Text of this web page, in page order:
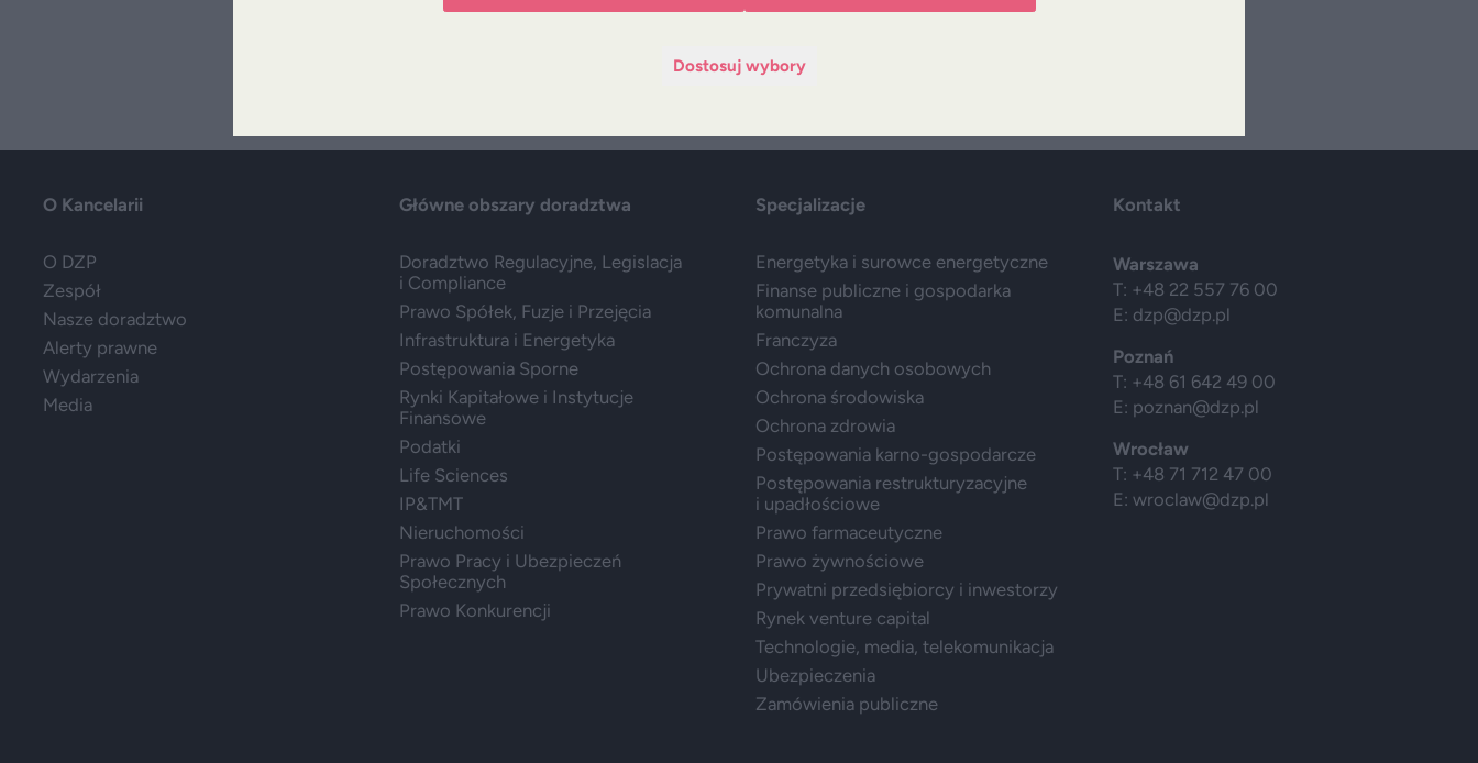
O Kancelarii
O DZP
Zespół
Nasze doradztwo
Alerty prawne
Wydarzenia
Media
Główne obszary doradztwa
Doradztwo Regulacyjne, Legislacja
i Compliance
Prawo Spółek, Fuzje i Przejęcia
Infrastruktura i Energetyka
Postępowania Sporne
Rynki Kapitałowe i Instytucje
Finansowe
Podatki
Life Sciences
IP&TMT
Nieruchomości
Prawo Pracy i Ubezpieczeń
Społecznych
Prawo Konkurencji
Specjalizacje
Energetyka i surowce energetyczne
Finanse publiczne i gospodarka
komunalna
Franczyza
Ochrona danych osobowych
Ochrona środowiska
Ochrona zdrowia
Postępowania karno-gospodarcze
Postępowania restrukturyzacyjne
i upadłościowe
Prawo farmaceutyczne
Prawo żywnościowe
Prywatni przedsiębiorcy i inwestorzy
Rynek venture capital
Technologie, media, telekomunikacja
Ubezpieczenia
Zamówienia publiczne
Kontakt
Warszawa
T: +48 22 557 76 00
E: dzp@dzp.pl
Poznań
T: +48 61 642 49 00
E: poznan@dzp.pl
Wrocław
T: +48 71 712 47 00
E: wroclaw@dzp.pl
Dostosuj wybory